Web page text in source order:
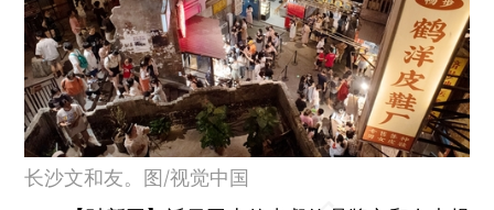
长沙文和友。图/视觉中国